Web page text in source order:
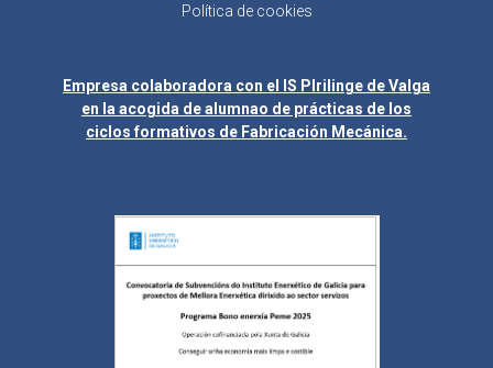
Política de cookies
Empresa colaboradora con el IS Plrilinge de Valga
en la acogida de alumnao de prácticas de los
ciclos formativos de Fabricación Mecánica.